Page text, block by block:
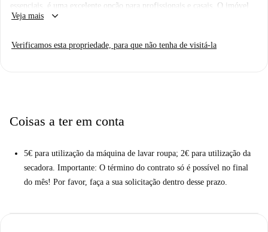
essenciais, é uma excelente opção para profissionais e casais. O imóvel
conta com mobília, contas inclusas (eletricidade, água, gás e Wi-Fi) e
A Spotahome verificou pessoalmente este imóvel, garantindo
gastronômicas, como o restaurante chinês Sichuan, a confeitaria Rabien e
refeição, esta localização é perfeita para suas necessidades.
Veja mais keyboard_arrow_down
Verificamos esta propriedade, para que não tenha de visitá-la
Coisas a ter em conta
5€ para utilização da máquina de lavar roupa; 2€ para utilização da
secadora. Importante: O término do contrato só é possível no final
do mês! Por favor, faça a sua solicitação dentro desse prazo.